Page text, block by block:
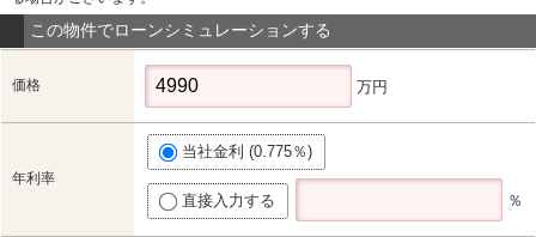
この物件でローンシミュレーションする
価格 万円
年利率
当社金利 (0.775％)
直接入力する ％